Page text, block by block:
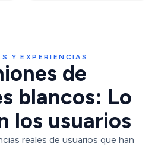
Y EXPERIENCIAS
de
blancos: Lo
los usuarios
reales de usuarios que han